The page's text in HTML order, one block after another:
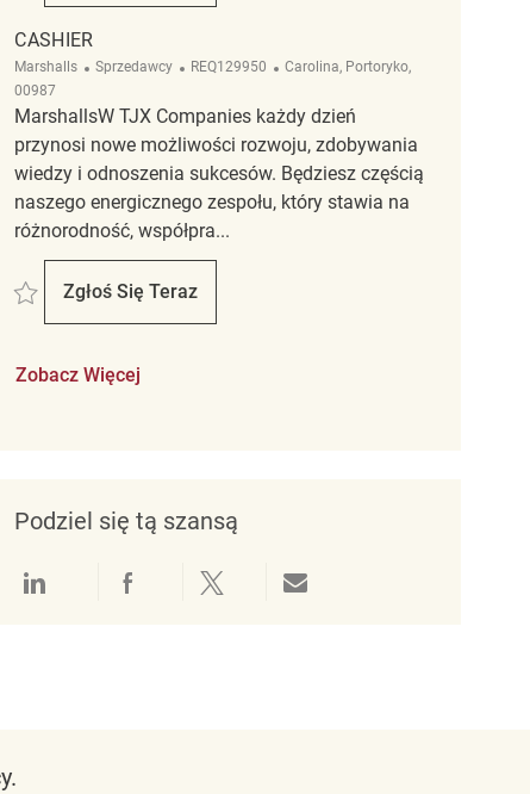
CASHIER
Marshalls Kategoria
Sprzedawcy ReqId
REQ129950 Lokalizacja
Carolina, Portoryko,
00987
MarshallsW TJX Companies każdy dzień
przynosi nowe możliwości rozwoju, zdobywania
wiedzy i odnoszenia sukcesów. Będziesz częścią
naszego energicznego zespołu, który stawia na
różnorodność, współpra...
Zapisać Cashier REQ129950
Zgłoś Się Teraz
Cashier
Zobacz Więcej
Podziel się tą szansą
Udostępnianie przez LinkedIn
Udostępnianie przez Facebook
Udostępnij przez Twitter
Udostępnianie przez e-mail